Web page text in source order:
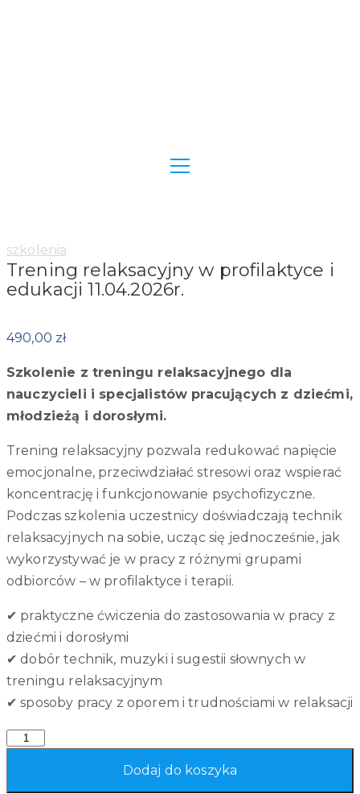
Category:
szkolenia
Trening relaksacyjny w profilaktyce i
edukacji 11.04.2026r.
490,00 zł
Szkolenie z treningu relaksacyjnego dla
nauczycieli i specjalistów pracujących z dziećmi,
młodzieżą i dorosłymi.
Trening relaksacyjny pozwala redukować napięcie
emocjonalne, przeciwdziałać stresowi oraz wspierać
koncentrację i funkcjonowanie psychofizyczne.
Podczas szkolenia uczestnicy doświadczają technik
relaksacyjnych na sobie, ucząc się jednocześnie, jak
wykorzystywać je w pracy z różnymi grupami
odbiorców – w profilaktyce i terapii.
✔ praktyczne ćwiczenia do zastosowania w pracy z
dziećmi i dorosłymi
✔ dobór technik, muzyki i sugestii słownych w
treningu relaksacyjnym
✔ sposoby pracy z oporem i trudnościami w relaksacji
Quantity
Dodaj do koszyka